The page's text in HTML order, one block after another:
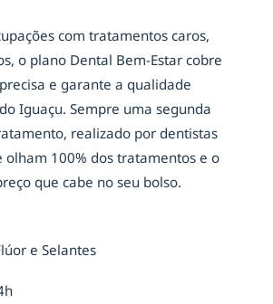
com tratamentos caros,
o plano Dental Bem-Estar cobre
e garante a qualidade
Iguaçu. Sempre uma segunda
realizado por dentistas
olham 100% dos tratamentos e o
que cabe no seu bolso.
e Selantes